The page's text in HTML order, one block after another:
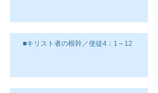
■キリスト者の根幹／使徒4：1～12